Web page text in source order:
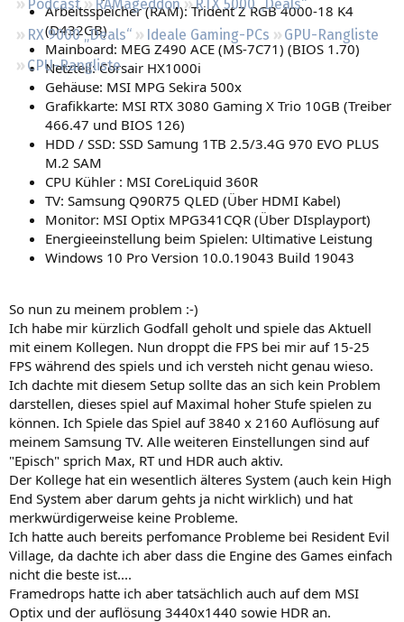
Podcast RAMageddon
RTX 5000 „Deals“
RX 9000 „Deals“
Ideale Gaming-PCs
GPU-Rangliste
CPU-Rangliste
Arbeitsspeicher (RAM): Trident Z RGB 4000-18 K4
(D432GB)
Mainboard: MEG Z490 ACE (MS-7C71) (BIOS 1.70)
Netzteil: Corsair HX1000i
Gehäuse: MSI MPG Sekira 500x
Grafikkarte: MSI RTX 3080 Gaming X Trio 10GB (Treiber
466.47 und BIOS 126)
HDD / SSD: SSD Samung 1TB 2.5/3.4G 970 EVO PLUS
M.2 SAM
CPU Kühler : MSI CoreLiquid 360R
TV: Samsung Q90R75 QLED (Über HDMI Kabel)
Monitor: MSI Optix MPG341CQR (Über DIsplayport)
Energieeinstellung beim Spielen: Ultimative Leistung
Windows 10 Pro Version 10.0.19043 Build 19043
So nun zu meinem problem :-)
Ich habe mir kürzlich Godfall geholt und spiele das Aktuell
mit einem Kollegen. Nun droppt die FPS bei mir auf 15-25
FPS während des spiels und ich versteh nicht genau wieso.
Ich dachte mit diesem Setup sollte das an sich kein Problem
darstellen, dieses spiel auf Maximal hoher Stufe spielen zu
können. Ich Spiele das Spiel auf 3840 x 2160 Auflösung auf
meinem Samsung TV. Alle weiteren Einstellungen sind auf
"Episch" sprich Max, RT und HDR auch aktiv.
Der Kollege hat ein wesentlich älteres System (auch kein High
End System aber darum gehts ja nicht wirklich) und hat
merkwürdigerweise keine Probleme.
Ich hatte auch bereits perfomance Probleme bei Resident Evil
Village, da dachte ich aber dass die Engine des Games einfach
nicht die beste ist....
Framedrops hatte ich aber tatsächlich auch auf dem MSI
Optix und der auflösung 3440x1440 sowie HDR an.